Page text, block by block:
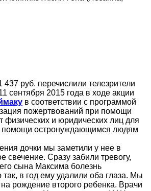
руб. перечислили телезрители
сентября 2015 года в ходе акции
в соответствии с программой
пожертвований при помощи
физических и юридических лиц для
помощи остронуждающимся людям
дочки мы заметили у нее в
свечение. Сразу забили тревогу,
сына Максима болезнь
в год ему удалили оба глаза. Мы
рождение второго ребенка. Врачи